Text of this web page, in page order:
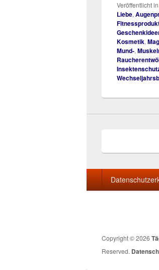
Veröffentlicht in
Liebe,
Kosmetik,
Mund-,
Seitenfuß-
Menü
Copyright © 2026
Reserved.